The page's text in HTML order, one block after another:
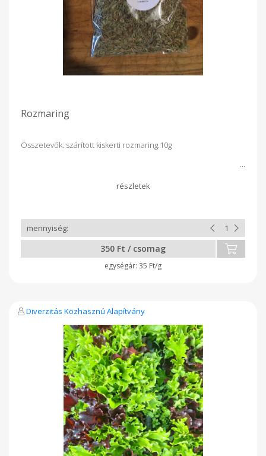
használni egy következő megrendelés környezettudatos
csomagolásához. Odafigyelésedet hálásan köszönöm.
Rozmaring
Összetevők: szárított kiskerti rozmaring.10g
350 Ft / csomag
35 Ft/g
Diverzitás Közhasznú Alapítvány